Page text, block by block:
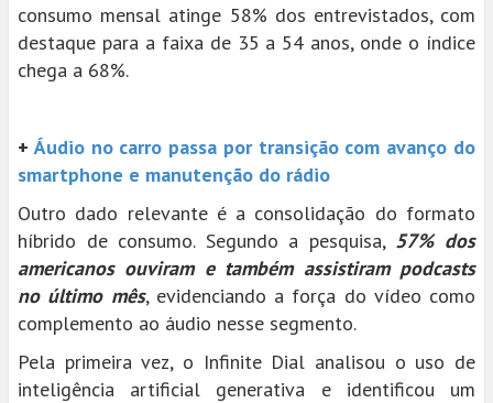
consumo mensal atinge 58% dos entrevistados, com
destaque para a faixa de 35 a 54 anos, onde o índice
chega a 68%.
+Áudio no carro passa por transição com avanço do
smartphone e manutenção do rádio
Outro dado relevante é a consolidação do formato
híbrido de consumo. Segundo a pesquisa, 57% dos
americanos ouviram e também assistiram podcasts
no último mês, evidenciando a força do vídeo como
complemento ao áudio nesse segmento.
Pela primeira vez, o Infinite Dial analisou o uso de
inteligência artificial generativa e identificou um